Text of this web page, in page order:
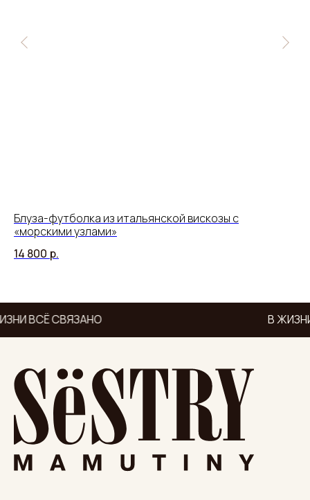
Блуза-футболка из итальянской вискозы с
«морскими узлами»
14 800 р.
ВСЁ СВЯЗАНО В